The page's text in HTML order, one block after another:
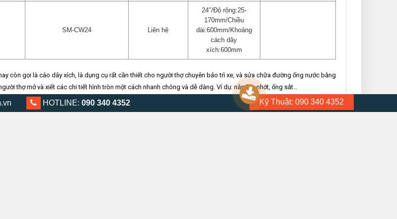
SM-CW24 Liên hệ
24″/Độ rộng:25-
170mm/Chiều
dài:600mm/Khoảng
cách dây
xích:600mm
hay còn gọi là cảo dây xích, là dụng cụ rất cần thiết cho người thợ chuyên bảo trì xe, và sửa chữa đường ống nước bằng
thợ mở và xiết các chi tiết hình tròn một cách nhanh chóng và dễ dàng. Ví dụ: nắp lọc nhớt, ống sắt…
được sản xuất tại Hàn Quốc, và được thiết kế rất tiện dụng, có thể tăng giảm đường kính mở từ 14mm đến 170mm.
HOTLINE: 090 340 4352 Kỹ Thuật: 090 340 4352
0903 404 352